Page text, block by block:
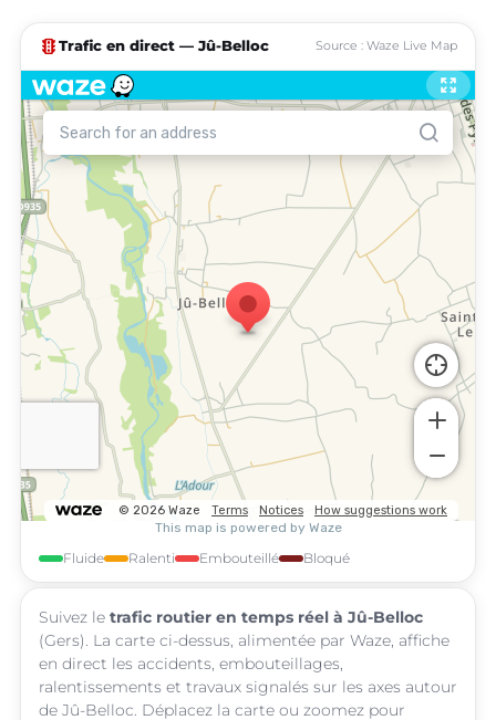
traffic Trafic en direct — Jû-Belloc Source : Waze Live Map
Fluide Ralenti Embouteillé Bloqué
Suivez le trafic routier en temps réel à Jû-Belloc
(Gers). La carte ci-dessus, alimentée par Waze, affiche
en direct les accidents, embouteillages,
ralentissements et travaux signalés sur les axes autour
de Jû-Belloc. Déplacez la carte ou zoomez pour